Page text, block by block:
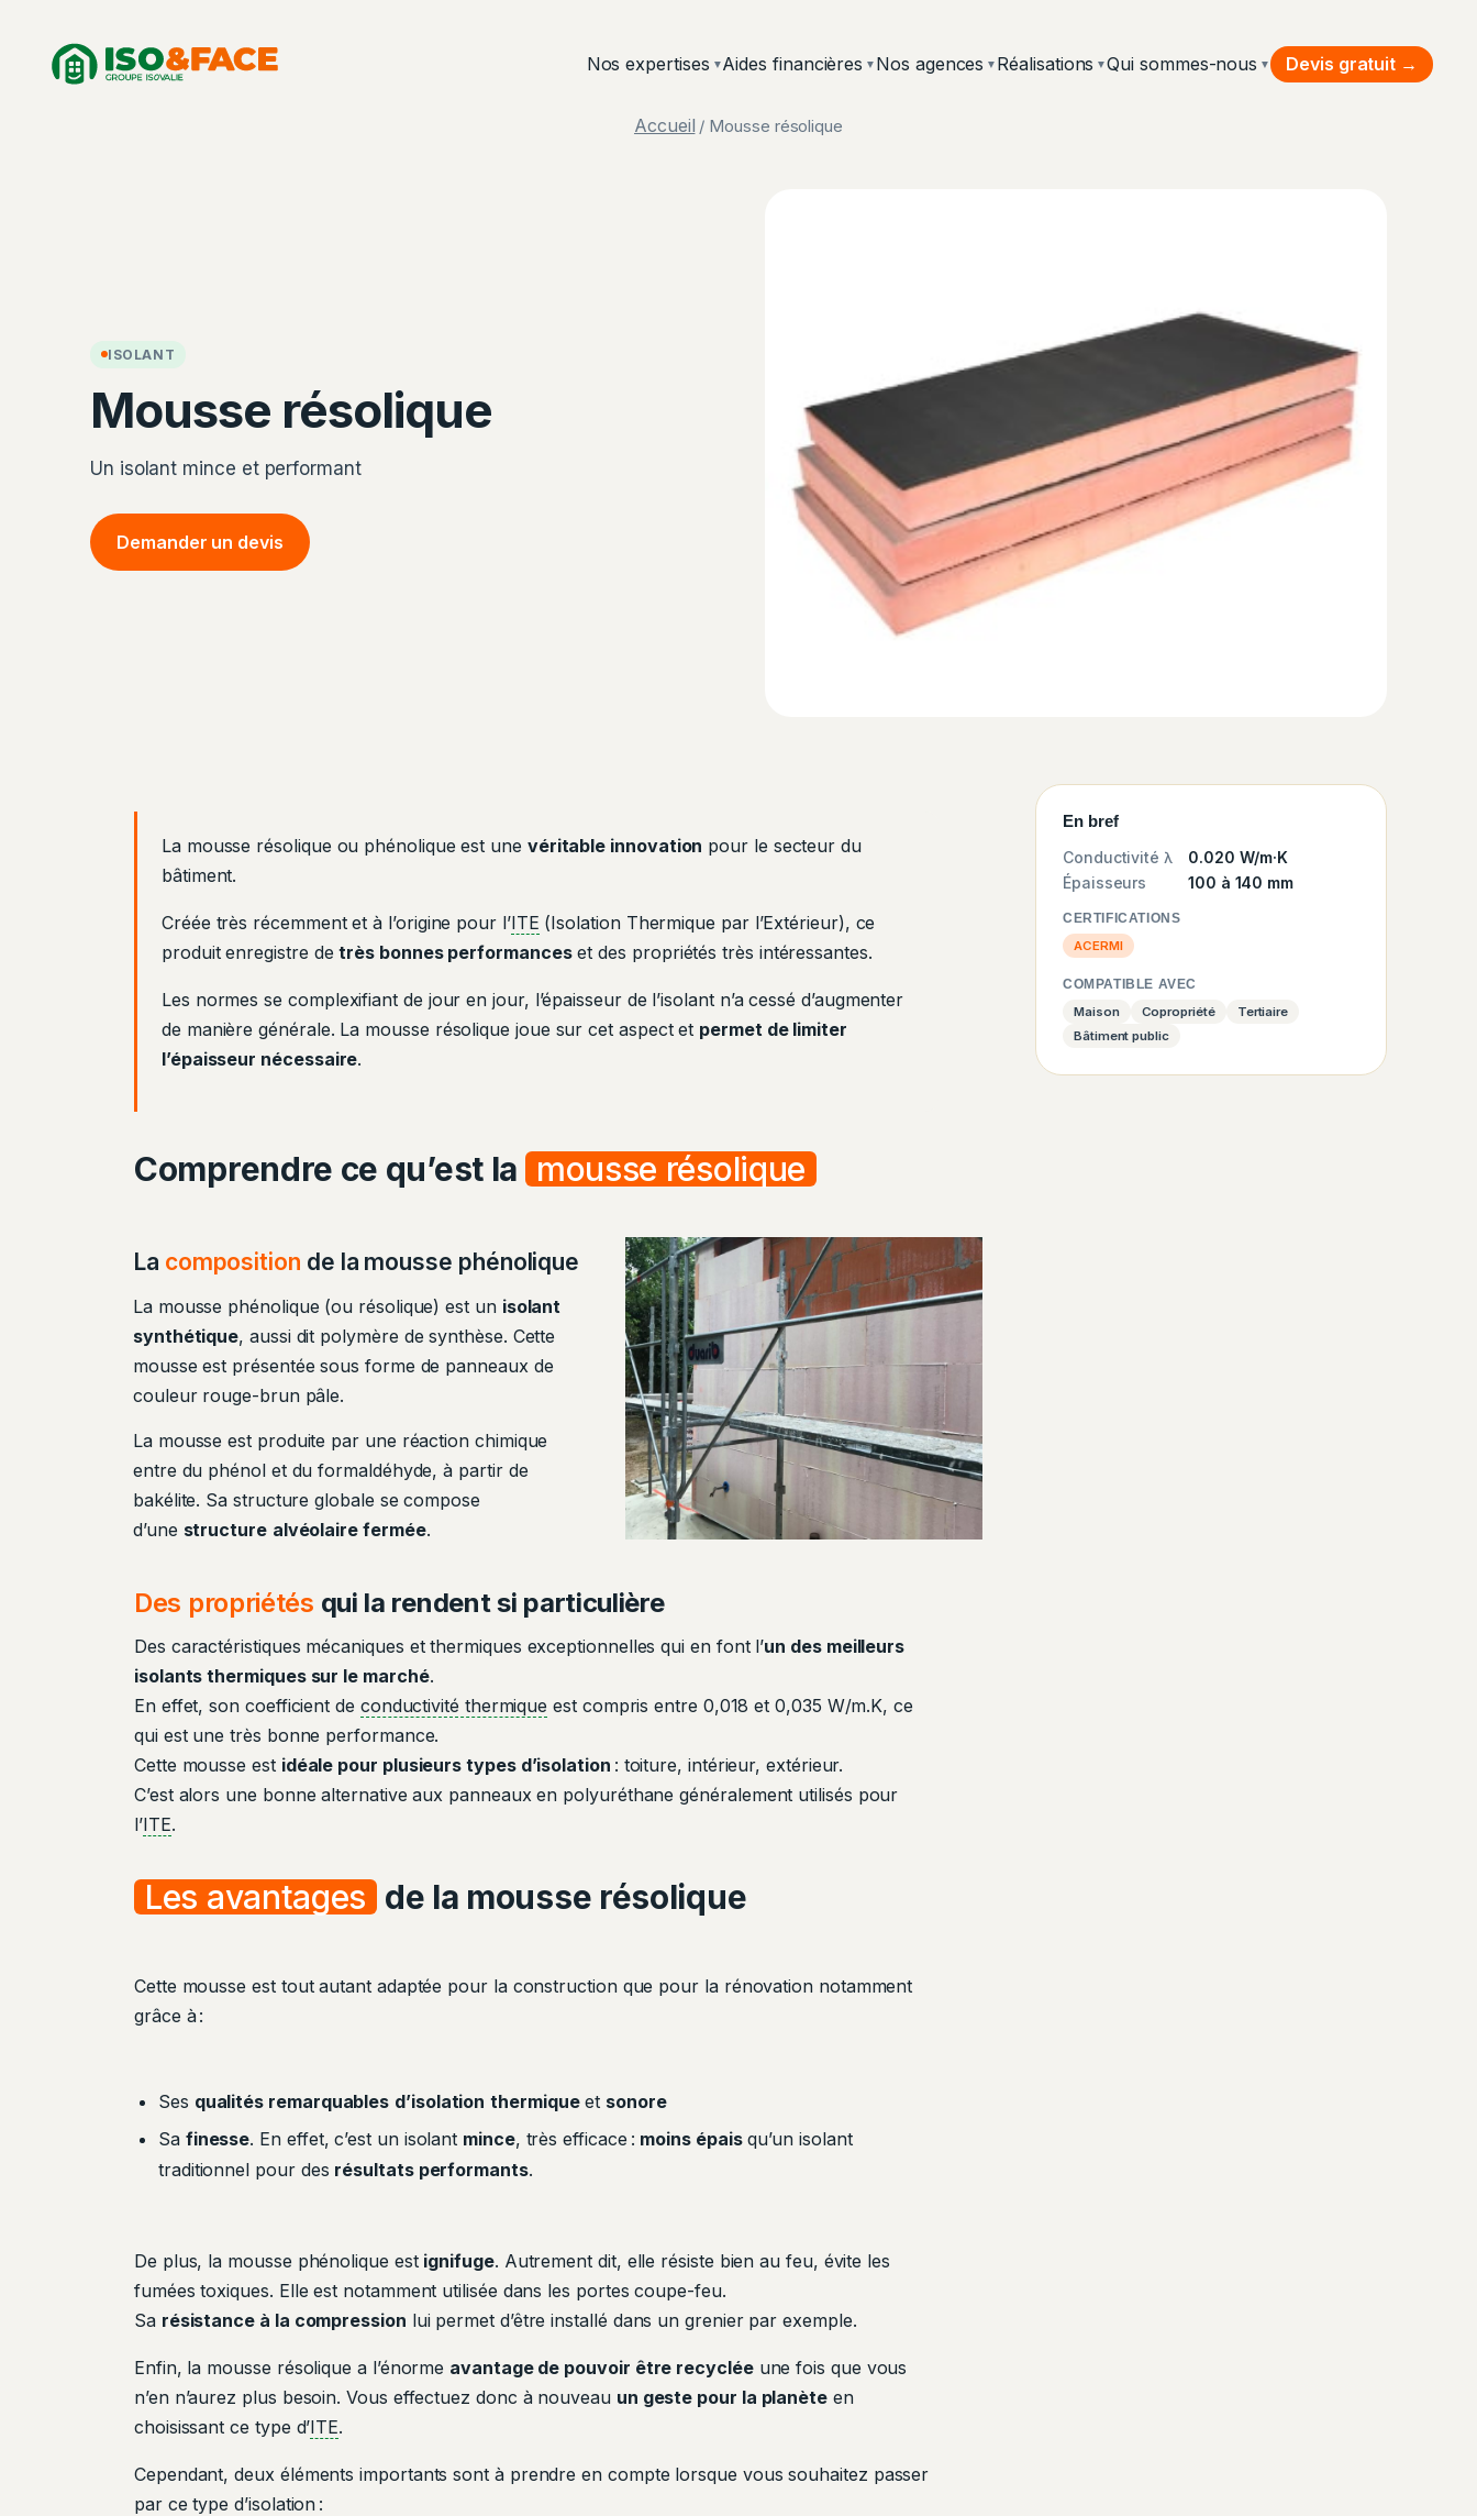
contenu
Nos expertises ▼Aides financières ▼ Nos agences ▼ Réalisations ▼Qui sommes-nous ▼ Devis gratuit →
Accueil / Mousse résolique
ISOLANT
Mousse résolique
Un isolant mince et performant
Demander un devis
La mousse résolique ou phénolique est une véritable innovation pour le secteur du
bâtiment.
Créée très récemment et à l’origine pour l’ITE (Isolation Thermique par l’Extérieur), ce
produit enregistre detrès bonnes performanceset des propriétés très intéressantes.
Les normes se complexifiant de jour en jour, l’épaisseur de l’isolant n’a cessé d’augmenter
de manière générale. La mousse résolique joue sur cet aspect et permet de limiter
l’épaisseur nécessaire.
Comprendre ce qu’est la mousse résolique
La composition de la mousse phénolique
La mousse phénolique (ou résolique) est un isolant
synthétique, aussi dit polymère de synthèse. Cette
mousse est présentée sous forme de panneaux de
couleur rouge-brun pâle.
La mousse est produite par une réaction chimique
entre du phénol et du formaldéhyde, à partir de
bakélite. Sa structure globale se compose
d’une structure alvéolaire fermée.
Des propriétés qui la rendent si particulière
Des caractéristiques mécaniques et thermiques exceptionnelles qui en font l’un des meilleurs
isolants thermiques sur le marché.
En effet, son coefficient de conductivité thermique est compris entre 0,018 et 0,035 W/m.K, ce
qui est une très bonne performance.
Cette mousse est idéale pour plusieurs types d’isolation : toiture, intérieur, extérieur.
C’est alors une bonne alternative aux panneaux en polyuréthane généralement utilisés pour
l’ITE.
Les avantages de la mousse résolique
Cette mousse est tout autant adaptée pour la construction que pour la rénovation notamment
grâce à :
Ses qualités remarquables d’isolation thermiqueet sonore
Sa finesse. En effet, c’est un isolant mince, très efficace : moins épaisqu’un isolant
traditionnel pour des résultats performants.
De plus, la mousse phénolique est ignifuge. Autrement dit, elle résiste bien au feu, évite les
fumées toxiques. Elle est notamment utilisée dans les portes coupe-feu.
Sa résistance à la compression lui permet d’être installé dans un grenier par exemple.
Enfin, la mousse résolique a l’énorme avantage de pouvoir être recycléeune fois que vous
n’en n’aurez plus besoin. Vous effectuez donc à nouveau un geste pour la planète en
choisissant ce type d’ITE.
Cependant, deux éléments importants sont à prendre en compte lorsque vous souhaitez passer
par ce type d’isolation :
En bref
Conductivité λ
0.020 W/m·K
Épaisseurs
100 à 140 mm
CERTIFICATIONS
ACERMI
COMPATIBLE AVEC
Maison Copropriété
Tertiaire
Bâtiment public